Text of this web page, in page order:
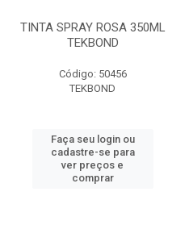
TINTA SPRAY ROSA 350ML
TEKBOND
Código: 50456
TEKBOND
Faça seu login ou
cadastre-se para
ver preços e
comprar